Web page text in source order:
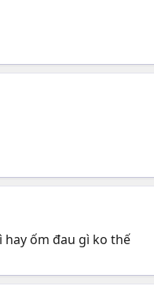
hay ốm đau gì ko thế